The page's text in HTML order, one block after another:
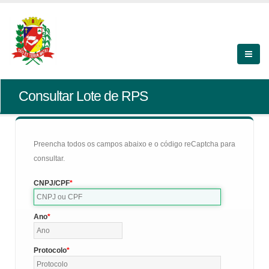
Consultar Lote de RPS
Preencha todos os campos abaixo e o código reCaptcha para
consultar.
CNPJ/CPF
Ano
Protocolo